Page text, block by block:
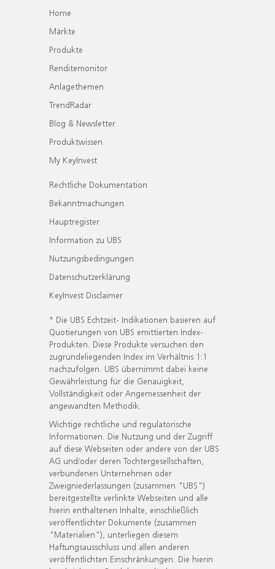
Home
Märkte
Produkte
Renditemonitor
Anlagethemen
TrendRadar
Blog & Newsletter
Produktwissen
My KeyInvest
Rechtliche Dokumentation
Bekanntmachungen
Hauptregister
Information zu UBS
Nutzungsbedingungen
Datenschutzerklärung
KeyInvest Disclaimer
* Die UBS Echtzeit- Indikationen basieren auf
Quotierungen von UBS emittierten Index-
Produkten. Diese Produkte versuchen den
zugrundeliegenden Index im Verhältnis 1:1
nachzufolgen. UBS übernimmt dabei keine
Gewährleistung für die Genauigkeit,
Vollständigkeit oder Angemessenheit der
angewandten Methodik.
Wichtige rechtliche und regulatorische
Informationen. Die Nutzung und der Zugriff
auf diese Webseiten oder andere von der UBS
AG und/oder deren Tochtergesellschaften,
verbundenen Unternehmen oder
Zweigniederlassungen (zusammen "UBS")
bereitgestellte verlinkte Webseiten und alle
hierin enthaltenen Inhalte, einschließlich
veröffentlichter Dokumente (zusammen
"Materialien"), unterliegen diesem
Haftungsausschluss und allen anderen
veröffentlichten Einschränkungen. Die hierin